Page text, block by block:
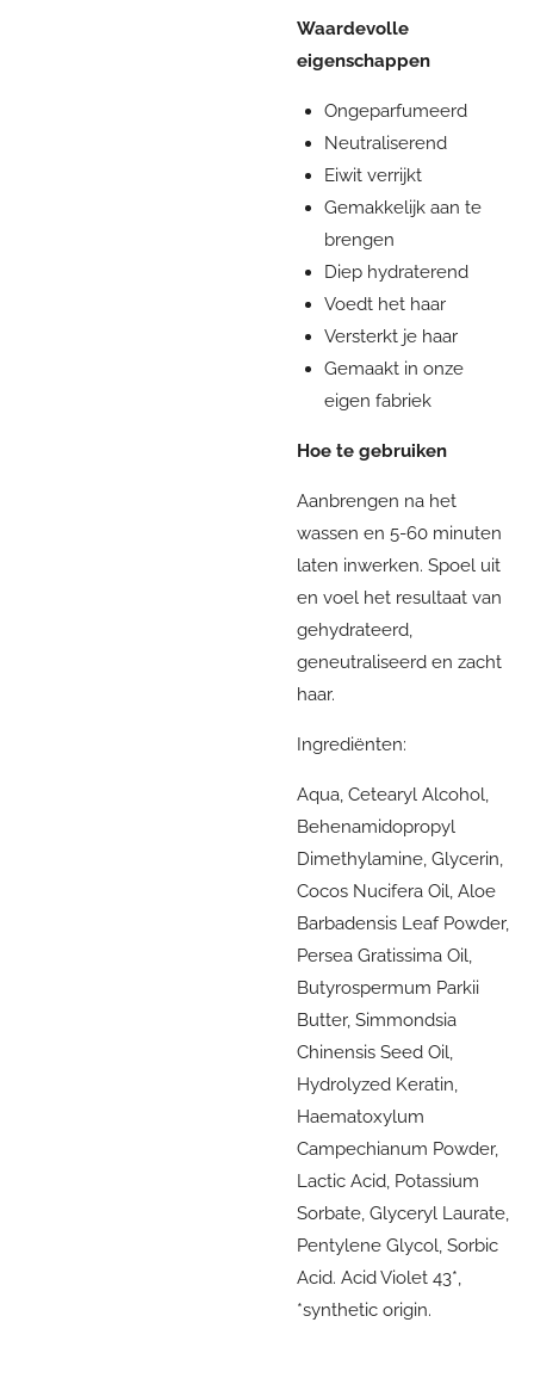
Waardevolle
eigenschappen
Ongeparfumeerd
Neutraliserend
Eiwit verrijkt
Gemakkelijk aan te
brengen
Diep hydraterend
Voedt het haar
Versterkt je haar
Gemaakt in onze
eigen fabriek
Hoe te gebruiken
Aanbrengen na het
wassen en 5-60 minuten
laten inwerken. Spoel uit
en voel het resultaat van
gehydrateerd,
geneutraliseerd en zacht
haar.
Ingrediënten:
Aqua, Cetearyl Alcohol,
Behenamidopropyl
Dimethylamine, Glycerin,
Cocos Nucifera Oil, Aloe
Barbadensis Leaf Powder,
Persea Gratissima Oil,
Butyrospermum Parkii
Butter, Simmondsia
Chinensis Seed Oil,
Hydrolyzed Keratin,
Haematoxylum
Campechianum Powder,
Lactic Acid, Potassium
Sorbate, Glyceryl Laurate,
Pentylene Glycol, Sorbic
Acid. Acid Violet 43*,
*synthetic origin.